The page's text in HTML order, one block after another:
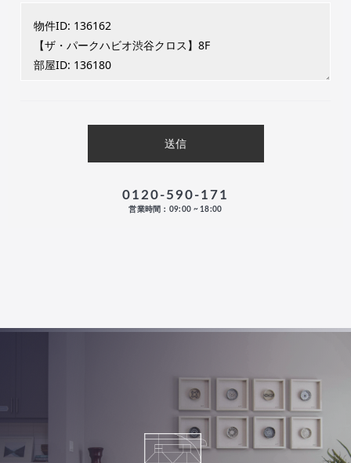
0120-590-171
営業時間：09:00 ~ 18:00